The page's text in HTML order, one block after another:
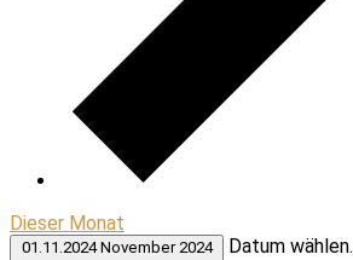
Dieser Monat
01.11.2024November 2024 Datum wählen.